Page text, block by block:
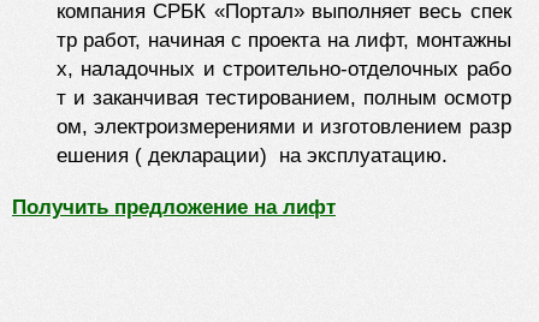
компания СРБК «Портал» выполняет весь спек
тр работ, начиная с проекта налифт, монтажны
х, наладочных истроительно-отделочных рабо
т и заканчивая тестированием, полным осмотр
ом,электроизмерениями и изготовлением разр
ешения ( декларации) на эксплуатацию.
Получить предложение на лифт